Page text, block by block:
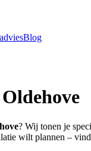
Blog
Oldehove
? Wij tonen je
wilt plannen –